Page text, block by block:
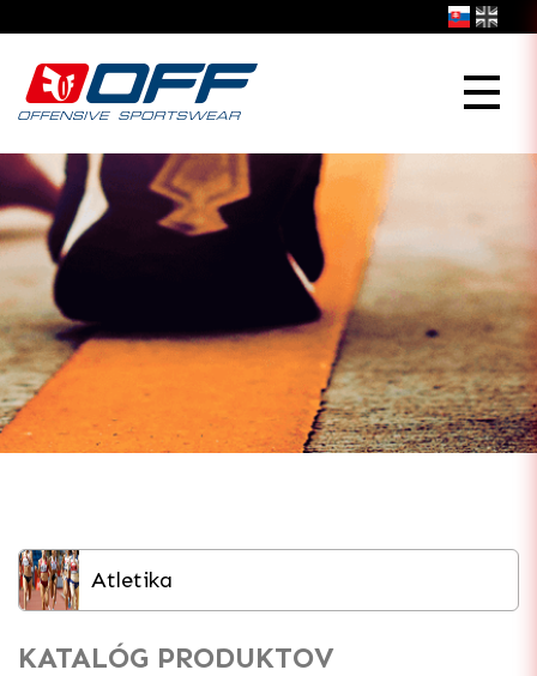
Atletika
KATALÓG PRODUKTOV